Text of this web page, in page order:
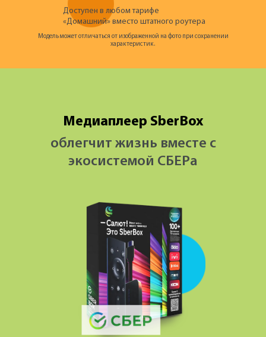
Доступен в любом тарифе
«Домашний» вместо штатного роутера
Модель может отличаться от изображенной на фото при сохранении
характеристик.
Медиаплеер SberBox
облегчит жизнь вместе с
экосистемой СБЕРa